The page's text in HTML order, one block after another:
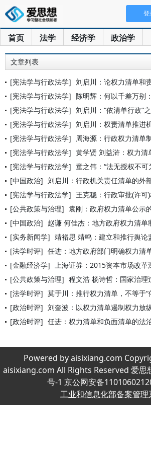
首页 法学 经济学 政治学
登
文章列表
[宪法学与行政法学] 刘启川：论权力清单和
[宪法学与行政法学] 陈明辉：何以千差万别：关于行
[宪法学与行政法学] 刘启川：“依清单行政”
[宪法学与行政法学] 刘启川：权责清单推进机构
[宪法学与行政法学] 周海源：行政权力清单制度
[宪法学与行政法学] 黄学贤 刘益浒：权力清单法律属
[宪法学与行政法学] 童之伟：“法无授权不可
[中国政治] 刘启川：行政机关责任清单的外
[宪法学与行政法学] 王克稳：行政审批(许可)权力
[公共政策与治理] 袁刚：政府权力清单公示
[中国政治] 赵谦 何佳杰：地方政府权力清单
[实务新闻学] 靖裕思 靖鸣：建立和推行舆论监
[法学时评] 任进：地方政府部门明确权力清
[金融经济学] 上海证券：2015资本市场改革
[公共政策与治理] 程文浩 杨诗哲：国家治理过程
[法学时评] 莫于川：推行权力清单，不等于“
[政治时评] 刘奎波：以权力清单遏制权力放
[政治时评] 任进：权力清单和负面清单的法
Powered by aisixiang.com
aisixiang.com All Rights Reserved 爱思
号-1 京公网安备
工业和信息化部备案管理